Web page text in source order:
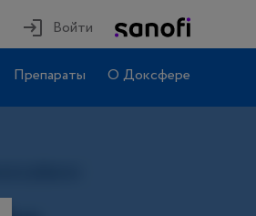
Войти
Препараты О Доксфере